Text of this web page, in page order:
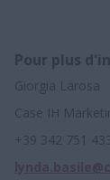
Pour plus
Giorgia Larosa
Case IH
+39 342 751